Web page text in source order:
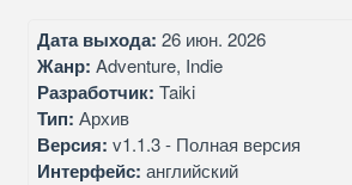
Дата выхода: 26 июн. 2026
Жанр: Adventure, Indie
Разработчик: Taiki
Тип: Архив
Версия: v1.1.3 - Полная версия
Интерфейс: английский